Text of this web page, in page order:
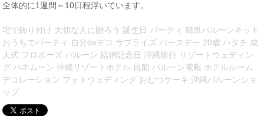
全体的に1週間～10日程浮いています。
宅で飾り付け 大切な人に贈ろう 誕生日 パーティ 簡単バルーンキット
おうちでパーティ 自分deデコ サプライズ バースデー 20歳 ハタチ 成
人式 プロポーズ バルーン 結婚記念日 沖縄旅行 リゾートウェディン
グ ハネムーン 沖縄リゾートホテル 風船 バルーン電報 ホテルルーム
デコレーション フォトウェディング おむつケーキ 沖縄バルーンショ
ップ